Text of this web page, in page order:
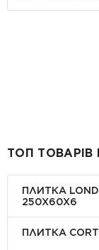
ТОП
ПЛИТКА
250Х60Х6
ПЛИТКА